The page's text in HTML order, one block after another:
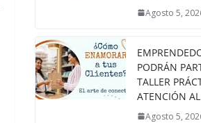
Agosto 5,
PODRÁN
TALLER
ATENCIÓN
Agosto 5,